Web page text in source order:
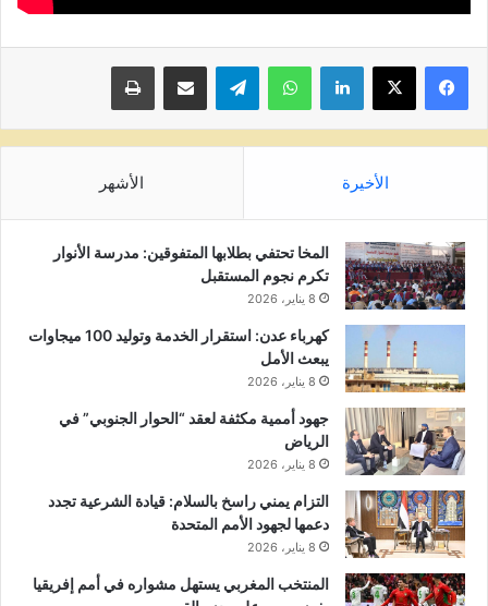
لينكدإن واتساب تيلقرام مشاركة عبر البريد طباعة
الأخيرة الأشهر
المخا تحتفي بطلابها المتفوقين: مدرسة الأنوار
تكرم نجوم المستقبل
8 يناير، 2026
كهرباء عدن: استقرار الخدمة وتوليد 100 ميجاوات
يبعث الأمل
8 يناير، 2026
جهود أممية مكثفة لعقد “الحوار الجنوبي” في
الرياض
8 يناير، 2026
التزام يمني راسخ بالسلام: قيادة الشرعية تجدد
دعمها لجهود الأمم المتحدة
8 يناير، 2026
المنتخب المغربي يستهل مشواره في أمم إفريقيا